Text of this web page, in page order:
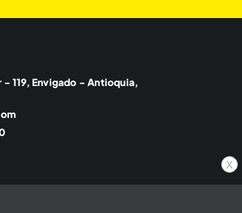
x
- 119, Envigado - Antioquia,